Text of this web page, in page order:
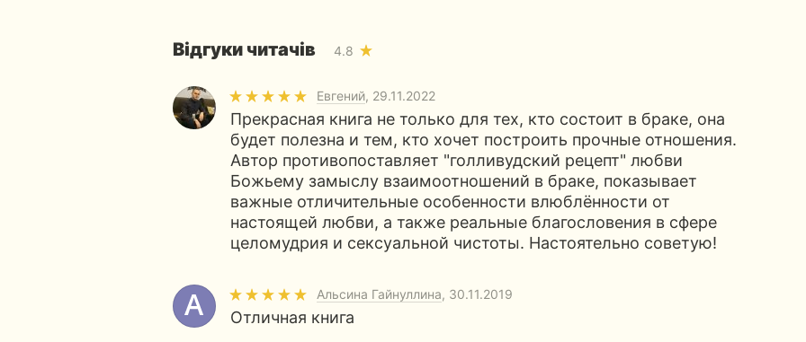
Відгуки читачів 4.8
Евгений, 29.11.2022
Прекрасная книга не только для тех, кто состоит в браке, она
будет полезна и тем, кто хочет построить прочные отношения.
Автор противопоставляет "голливудский рецепт" любви
Божьему замыслу взаимоотношений в браке, показывает
важные отличительные особенности влюблённости от
настоящей любви, а также реальные благословения в сфере
целомудрия и сексуальной чистоты. Настоятельно советую!
Альсина Гайнуллина, 30.11.2019
Отличная книга